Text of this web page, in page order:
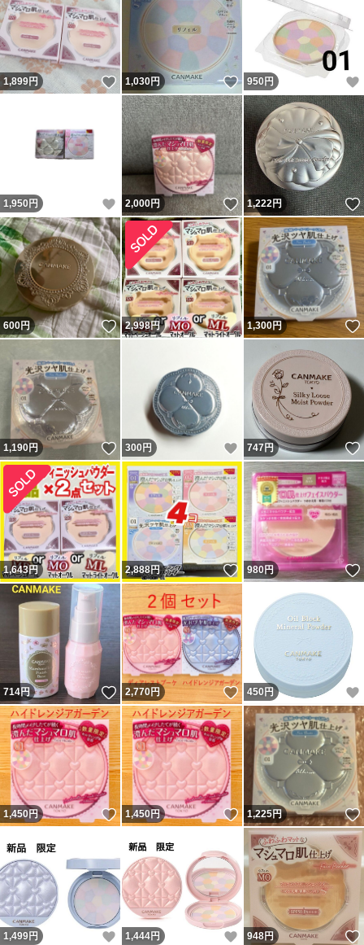
1,899円 いいね！
1,030円 いいね！
950 円
1,950 円 いいね！
2,000円 いいね！
1,222円
600円 いいね！
2,998円 1,300円
1,190円 いいね！
300円 いいね！
747円
1,643円 2,888円 いいね！
980円
714円 いいね！
2,770円 いいね！
450 円
1,450 円 いいね！
1,450 円 いいね！
1,225円
1,499円 いいね！
1,444円 いいね！
948円